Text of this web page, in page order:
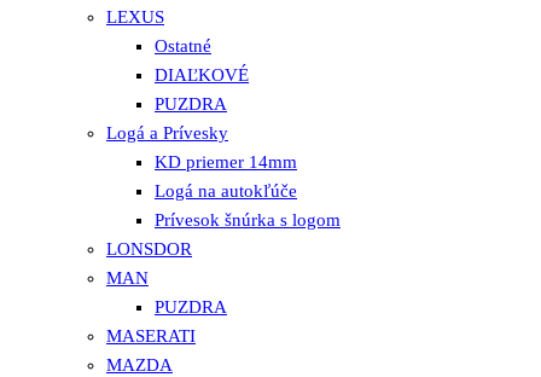
LEXUS
Ostatné
DIAĽKOVÉ
PUZDRA
Logá a Prívesky
KD priemer 14mm
Logá na autokľúče
Prívesok šnúrka s logom
LONSDOR
MAN
PUZDRA
MASERATI
MAZDA